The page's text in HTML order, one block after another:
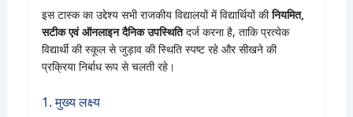
इस टास्क का उद्देश्य सभी राजकीय विद्यालयों में विद्यार्थियों कीनियमित,
सटीक एवं ऑनलाइन दैनिक उपस्थितिदर्ज करना है, ताकि प्रत्येक
विद्यार्थी की स्कूल से जुड़ाव की स्थिति स्पष्ट रहे और सीखने की
प्रक्रिया निर्बाध रूप से चलती रहे।
1. मुख्य लक्ष्य